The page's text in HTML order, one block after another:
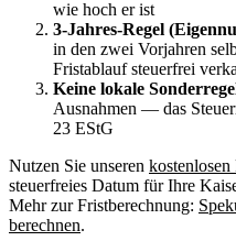
wie hoch er ist
3-Jahres-Regel
in den zwei Vorjahren
Fristablauf steuerfrei
Keine lokale
Ausnahmen — das
23 EStG
Nutzen Sie unseren kostenlosen
steuerfreies Datum für Ihre
Mehr zur Fristberechnung:
berechnen.